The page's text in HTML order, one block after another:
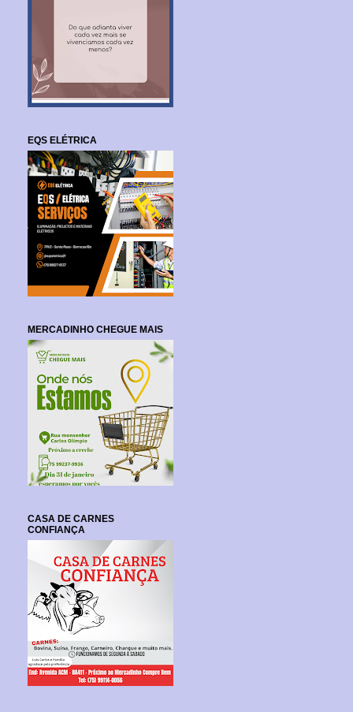
EQS ELÉTRICA
MERCADINHO CHEGUE MAIS
CASA DE CARNES
CONFIANÇA